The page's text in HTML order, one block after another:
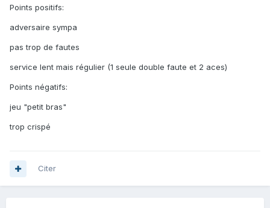
Points positifs:
adversaire sympa
pas trop de fautes
service lent mais régulier (1 seule double faute et 2 aces)
Points négatifs:
jeu "petit bras"
trop crispé
Citer